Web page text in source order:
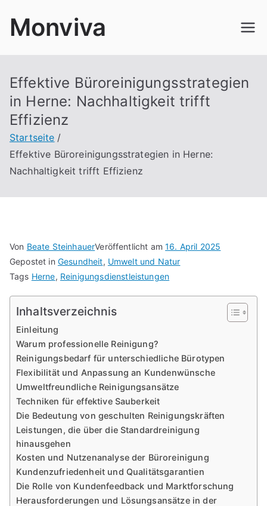
InhaltMonviva
Effektive Büroreinigungsstrategien
in Herne: Nachhaltigkeit trifft
Effizienz
Startseite
Effektive Büroreinigungsstrategien in Herne:
Nachhaltigkeit trifft Effizienz
Von Beate SteinhauerVeröffentlicht am16. April 2025
Gepostet in Gesundheit, Umwelt und Natur
Tags Herne, Reinigungsdienstleistungen
Inhaltsverzeichnis
Einleitung
Warum professionelle Reinigung?
Reinigungsbedarf für unterschiedliche Bürotypen
Flexibilität und Anpassung an Kundenwünsche
Umweltfreundliche Reinigungsansätze
Techniken für effektive Sauberkeit
Die Bedeutung von geschulten Reinigungskräften
Leistungen, die über die Standardreinigung
hinausgehen
Kosten und Nutzenanalyse der Büroreinigung
Kundenzufriedenheit und Qualitätsgarantien
Die Rolle von Kundenfeedback und Marktforschung
Herausforderungen und Lösungsansätze in der